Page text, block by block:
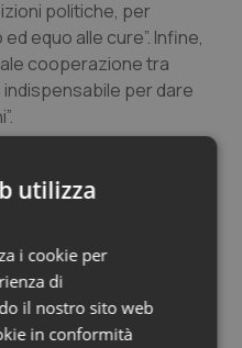
Testa Collo
politiche, per
equo alle cure”. Infine,
cooperazione tra
per dare
utilizza
i cookie per
di
il nostro sito web
in conformità